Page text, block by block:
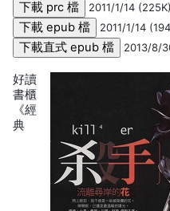
2011/1/14
2011/1/14
2013/8/
好讀
書櫃
《經
典